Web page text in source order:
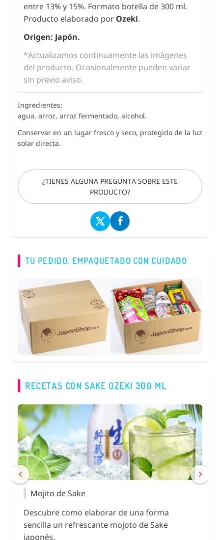
entre 13% y 15%. Formato botella de 300 ml.
Producto elaborado por Ozeki.
Origen: Japón.
*Actualizamos continuamente las imágenes
del producto. Ocasionalmente pueden variar
sin previo aviso.
Ingredientes:
agua, arroz, arroz fermentado, alcohol.
Conservar en un lugar fresco y seco, protegido de la luz
solar directa.
¿TIENES ALGUNA PREGUNTA SOBRE ESTE
PRODUCTO?
TU PEDIDO, EMPAQUETADO CON CUIDADO
RECETAS CON SAKE OZEKI 300 ML
Mojito de Sake
Descubre como elaborar de una forma
sencilla un refrescante mojoto de Sake
japonés.